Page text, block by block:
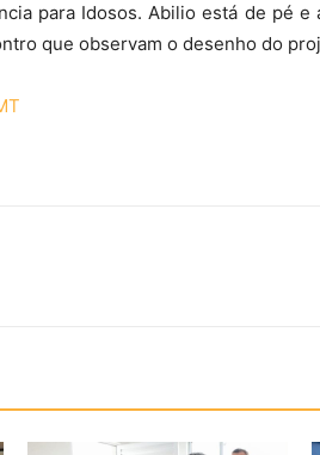
para Idosos. Abilio está de pé
que observam o desenho do